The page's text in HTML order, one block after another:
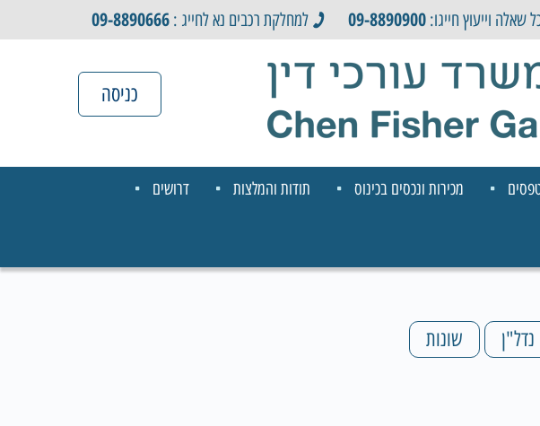
שאלה וייעוץ חייגו: 09-8890900 למחלקת רכבים נא לחייג : 09-8890666
כניסה
מכירות ונכסים בכינוס תודות והמלצות דרושים
נדל"ן שונות